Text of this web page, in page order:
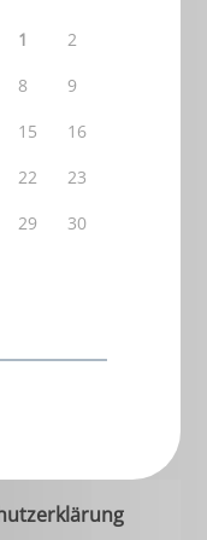
1
2
8
9
15
16
22
23
29
30